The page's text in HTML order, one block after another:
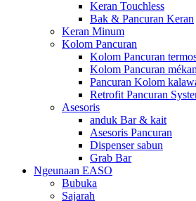
Keran Touchless
Bak & Pancuran Keran
Keran Minum
Kolom Pancuran
Kolom Pancuran
Kolom Pancuran
Pancuran Kolom
Retrofit Pancuran
Asesoris
anduk Bar & kait
Asesoris Pancuran
Dispenser sabun
Grab Bar
Ngeunaan EASO
Bubuka
Sajarah